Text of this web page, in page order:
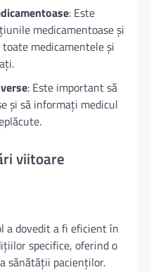
: Este
medicamentoase și
medicamentele și
: Este important să
și să informați medicul
viitoare
a dovedit a fi eficient în
specifice, oferind o
sănătății pacienților.